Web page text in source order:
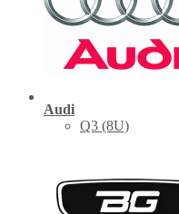
Audi
Q3 (8U)